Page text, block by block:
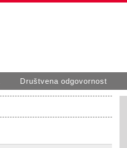
Društvena odgovornost